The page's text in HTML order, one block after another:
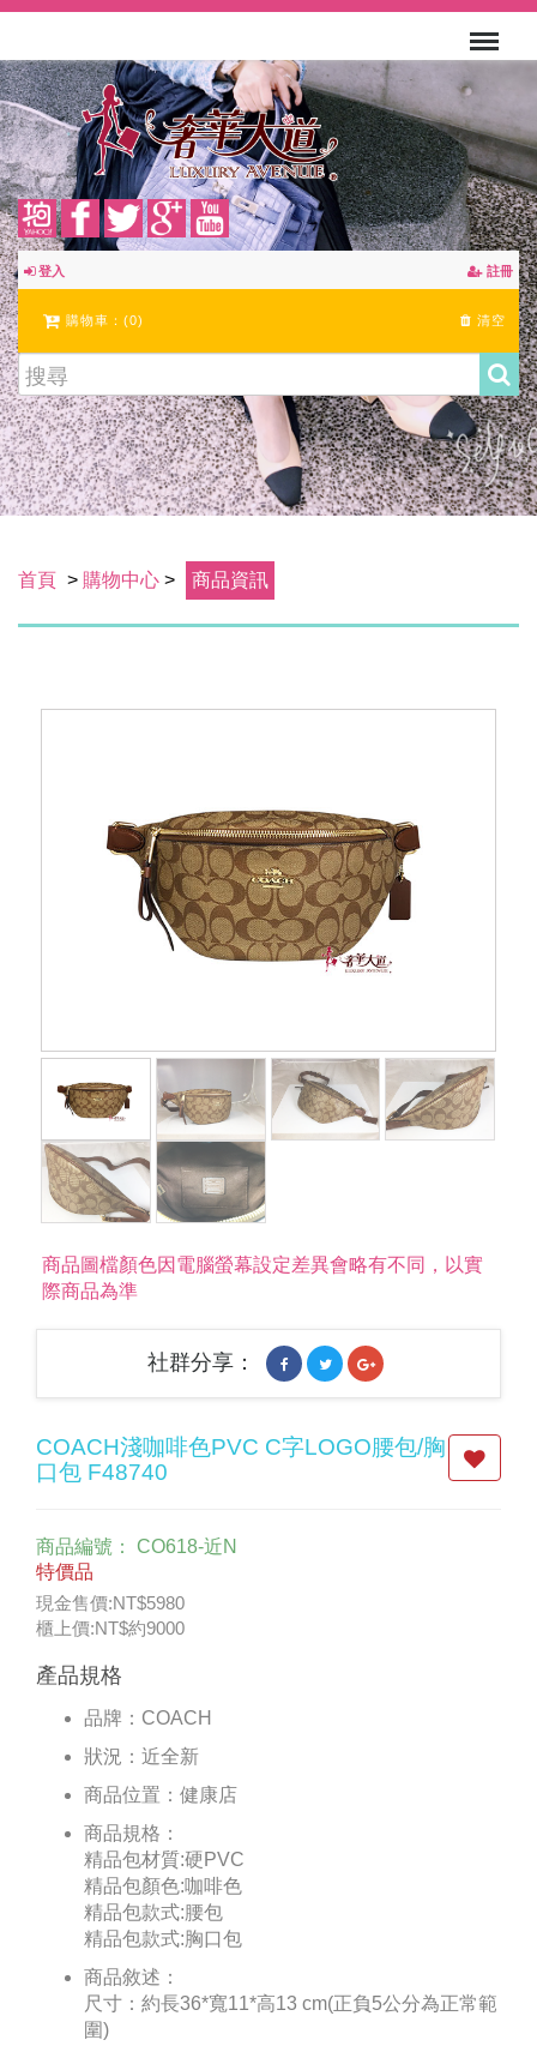
登入 註冊
購物車：(0) 清空
首頁 > 購物中心 > 商品資訊
商品圖檔顏色因電腦螢幕設定差異會略有不同，以實
際商品為準
社群分享：
COACH淺咖啡色PVC C字LOGO腰包/胸
口包 F48740
商品編號： CO618-近N
特價品
現金售價:NT$5980
櫃上價:NT$約9000
產品規格
品牌： COACH
狀況： 近全新
商品位置： 健康店
商品規格：
精品包材質:硬PVC
精品包顏色:咖啡色
精品包款式:腰包
精品包款式:胸口包
商品敘述：
尺寸：約長36*寬11*高13 cm(正負5公分為正常範
圍)